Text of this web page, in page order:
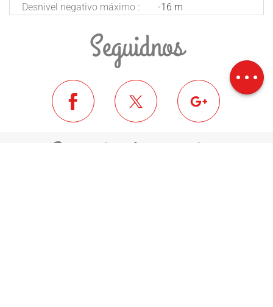
Desnivel
Desnivel negativo máximo :
-16 m
Seguidnos
Seguid informados